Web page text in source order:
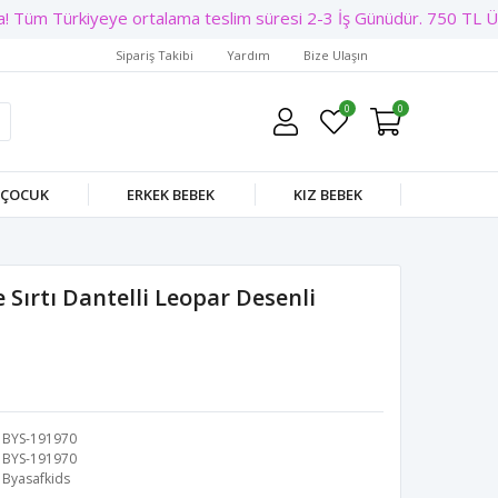
Türkiyeye ortalama teslim süresi 2-3 İş Günüdür. 750 TL
Sipariş Takibi Yardım Bize Ulaşın
0 0
ERKEK BEBEK KIZ BEBEK
Sırtı Dantelli Leopar Desenli
BYS-191970
BYS-191970
Byasafkids